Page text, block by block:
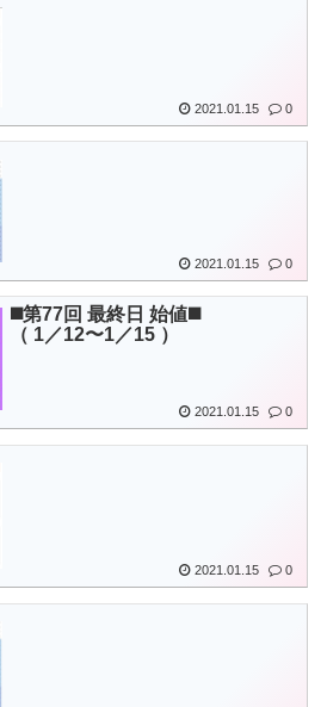
2021.01.15 0
2021.01.15 0
◼️第77回 最終日 始値◼️
（ 1／12〜1／15 ）
2021.01.15 0
2021.01.15 0